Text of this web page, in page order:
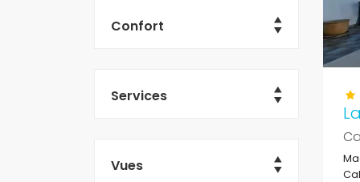
Confort
Services
Vues